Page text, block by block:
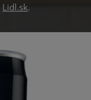
Lidl.sk.